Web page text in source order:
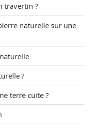
travertin ?
naturelle sur une
?
terre cuite ?